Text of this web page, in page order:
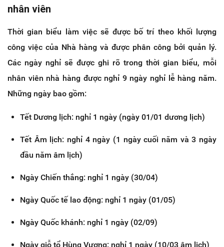
nhân viên
Thời gian biểu làm việc sẽ được bố trí theo khối lượng
công việc của Nhà hàng và được phân công bởi quản lý.
Các ngày nghỉ sẽ được ghi rõ trong thời gian biểu, mỗi
nhân viên nhà hàng được nghỉ 9 ngày nghỉ lễ hàng năm.
Những ngày bao gồm:
Tết Dương lịch: nghỉ 1 ngày (ngày 01/01 dương lịch)
Tết Âm lịch: nghỉ 4 ngày (1 ngày cuối năm và 3 ngày
đầu năm âm lịch)
Ngày Chiến thắng: nghỉ 1 ngày (30/04)
Ngày Quốc tế lao động: nghỉ 1 ngày (01/05)
Ngày Quốc khánh: nghỉ 1 ngày (02/09)
Ngày giỗ tổ Hùng Vương: nghỉ 1 ngày (10/03 âm lịch)